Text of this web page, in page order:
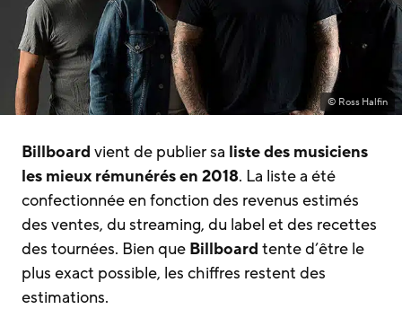
© Ross Halfin
Billboard vient de publier sa liste des musiciens
les mieux rémunérés en 2018. La liste a été
confectionnée en fonction des revenus estimés
des ventes, du streaming, du label et des recettes
des tournées. Bien que Billboard tente d’être le
plus exact possible, les chiffres restent des
estimations.